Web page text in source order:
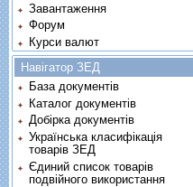
Завантаження
Форум
Курси валют
Навігатор ЗЕД
База документів
Каталог документів
Добірка документів
Українська класифікація
товарів ЗЕД
Єдиний список товарів
подвійного використання